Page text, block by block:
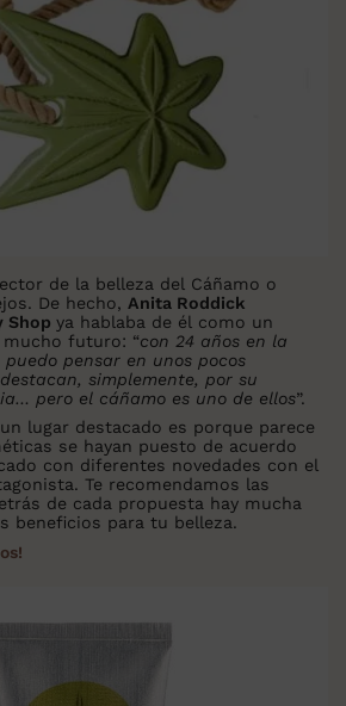
de la belleza del Cáñamo o
De hecho, Anita Roddick
Shop ya hablaba de él como un
futuro: “con 24 años en la
pensar en unos pocos
simplemente, por su
pero el cáñamo es uno de ellos”.
lugar destacado es porque parece
se hayan puesto de acuerdo
con diferentes novedades con el
Te recomendamos las
de cada propuesta hay mucha
beneficios para tu belleza.